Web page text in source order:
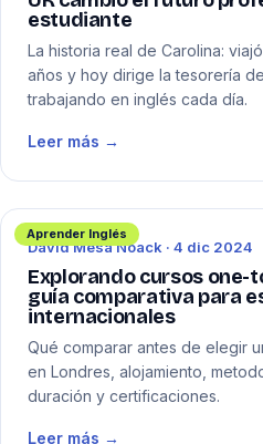
estudiante
La historia real de Carolina:
años y hoy dirige la tesorería
trabajando en inglés cada día.
Leer más →
Aprender Inglés
David Mesa Noack · 4 dic 2024
Explorando cursos one-
guía comparativa para
internacionales
Qué comparar antes de elegir
en Londres, alojamiento,
duración y certificaciones.
Leer más →